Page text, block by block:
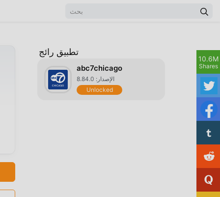
تطبيق رائج
abc7chicago
الإصدار: 8.84.0
Unlocked
10.6M
Shares